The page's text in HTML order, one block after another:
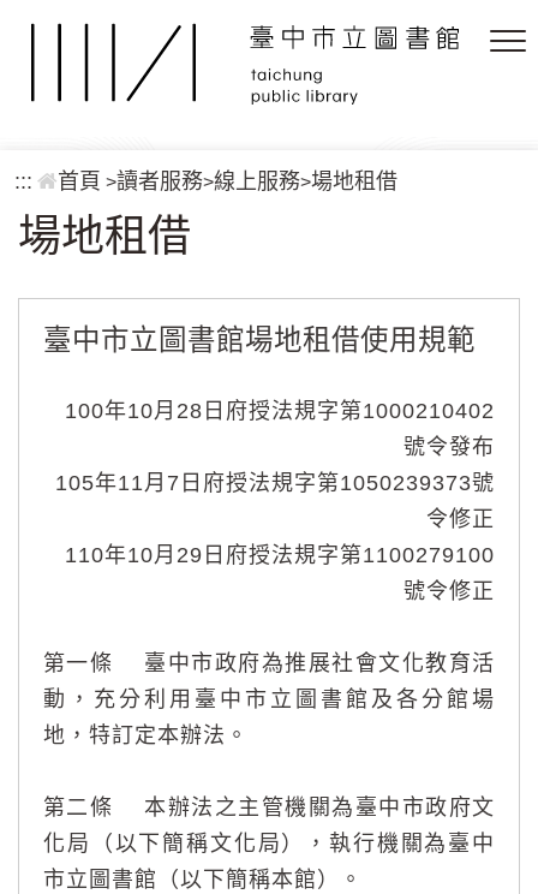
::: 首頁 >讀者服務>線上服務>場地租借
場地租借
臺中市立圖書館場地租借使用規範
100年10月28日府授法規字第1000210402
號令發布
105年11月7日府授法規字第1050239373號
令修正
110年10月29日府授法規字第1100279100
號令修正
第一條 臺中市政府為推展社會文化教育活
動，充分利用臺中市立圖書館及各分館場
地，特訂定本辦法。
第二條 本辦法之主管機關為臺中市政府文
化局（以下簡稱文化局），執行機關為臺中
市立圖書館（以下簡稱本館）。